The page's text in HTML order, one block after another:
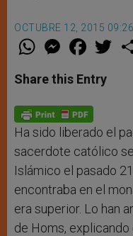
OCTUBRE 12, 2015 09:26
W
t
s
p
p
M
e
s
e
g
e
r
F
a
e
b
o
k
w
Share this Entry
Ha sido liberado el
sacerdote católico
Islámico el pasado
encontraba en el
era superior. Lo han
de Homs,